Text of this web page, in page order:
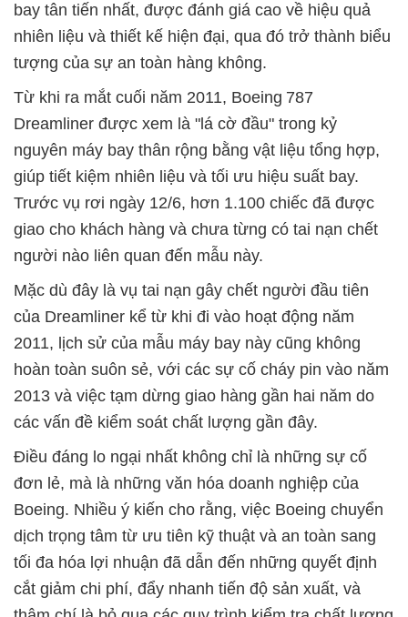
bay tân tiến nhất, được đánh giá cao về hiệu quả
nhiên liệu và thiết kế hiện đại, qua đó trở thành biểu
tượng của sự an toàn hàng không.
Từ khi ra mắt cuối năm 2011, Boeing 787
Dreamliner được xem là "lá cờ đầu" trong kỷ
nguyên máy bay thân rộng bằng vật liệu tổng hợp,
giúp tiết kiệm nhiên liệu và tối ưu hiệu suất bay.
Trước vụ rơi ngày 12/6, hơn 1.100 chiếc đã được
giao cho khách hàng và chưa từng có tai nạn chết
người nào liên quan đến mẫu này.
Mặc dù đây là vụ tai nạn gây chết người đầu tiên
của Dreamliner kể từ khi đi vào hoạt động năm
2011, lịch sử của mẫu máy bay này cũng không
hoàn toàn suôn sẻ, với các sự cố cháy pin vào năm
2013 và việc tạm dừng giao hàng gần hai năm do
các vấn đề kiểm soát chất lượng gần đây.
Điều đáng lo ngại nhất không chỉ là những sự cố
đơn lẻ, mà là những văn hóa doanh nghiệp của
Boeing. Nhiều ý kiến cho rằng, việc Boeing chuyển
dịch trọng tâm từ ưu tiên kỹ thuật và an toàn sang
tối đa hóa lợi nhuận đã dẫn đến những quyết định
cắt giảm chi phí, đẩy nhanh tiến độ sản xuất, và